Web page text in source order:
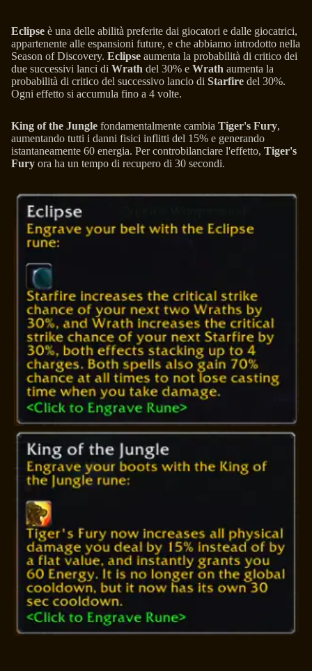
Eclipse è una delle abilità preferite dai giocatori e dalle giocatrici,
appartenente alle espansioni future, e che abbiamo introdotto nella
Season of Discovery. Eclipse aumenta la probabilità di critico dei
due successivi lanci di Wrath del 30% e Wrath aumenta la
probabilità di critico del successivo lancio di Starfire del 30%.
Ogni effetto si accumula fino a 4 volte.
King of the Jungle fondamentalmente cambia Tiger's Fury,
aumentando tutti i danni fisici inflitti del 15% e generando
istantaneamente 60 energia. Per controbilanciare l'effetto, Tiger's
Fury ora ha un tempo di recupero di 30 secondi.